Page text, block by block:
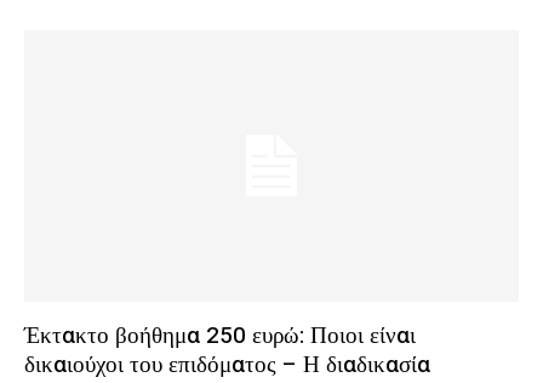
Έκτακτο βοήθημα 250 ευρώ: Ποιοι είναι
δικαιούχοι του επιδόματος – Η διαδικασία